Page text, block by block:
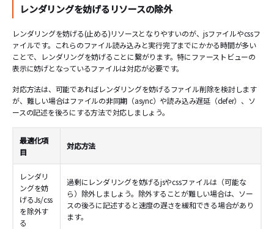
レンダリングを妨げるリソースの除外
レンダリングを妨げる(止める)リソースとなりやすいのが、jsファイルやcssフ
ァイルです。これらのファイル読み込みと実行完了までにかかる時間が多い
ことで、レンダリングを妨げることに繋がります。特にファーストビューの
表示に妨げとなっているファイルは対応が必要です。
対応方法は、可能であればレンダリングを妨げるファイル削除を検討します
が、難しい場合はファイルの非同期（async）や読み込み遅延（defer）、ソ
ースの記述を後ろにする方法で対応しましょう。
最適化項
目
対応方法
レンダリ
ングを妨
げるJs/css
を除外す
る
過剰にレンダリングを妨げるjsやcssファイルは（可能な
ら）除外しましょう。除外することが難しい場合は、ソー
スの後ろに記述すると速度の遅さを緩和できる場合があり
ます。